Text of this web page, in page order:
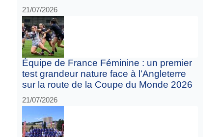
21/07/2026
Équipe de France Féminine : un premier
test grandeur nature face à l’Angleterre
sur la route de la Coupe du Monde 2026
21/07/2026